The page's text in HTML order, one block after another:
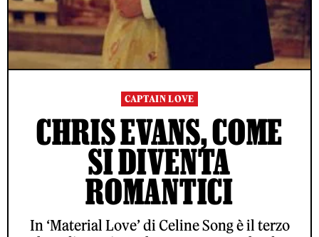
CAPTAIN LOVE
CHRIS EVANS, COME
SI DIVENTA
ROMANTICI
In ‘Material Love’ di Celine Song è il terzo